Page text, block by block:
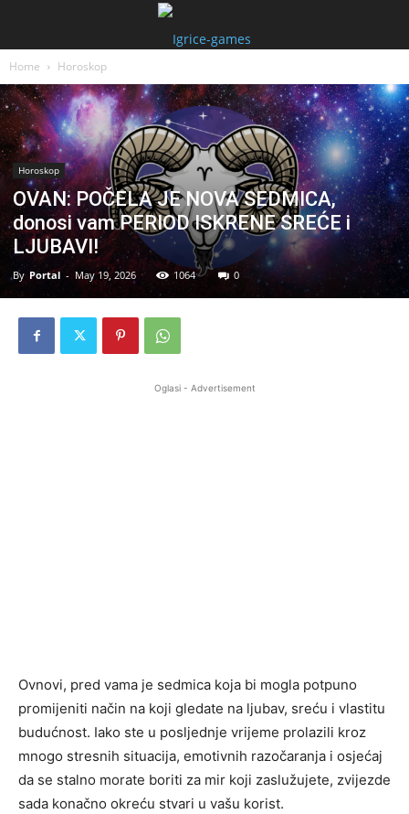
Home Horoskop
Horoskop
OVAN: POČELA JE NOVA SEDMICA,
donosi vam PERIOD ISKRENE SREĆE i
LJUBAVI!
By Portal - May 19, 2026 1064 0
Oglasi - Advertisement
Ovnovi, pred vama je sedmica koja bi mogla potpuno
promijeniti način na koji gledate na ljubav, sreću i vlastitu
budućnost. Iako ste u posljednje vrijeme prolazili kroz
mnogo stresnih situacija, emotivnih razočaranja i osjećaj
da se stalno morate boriti za mir koji zaslužujete, zvijezde
sada konačno okreću stvari u vašu korist.